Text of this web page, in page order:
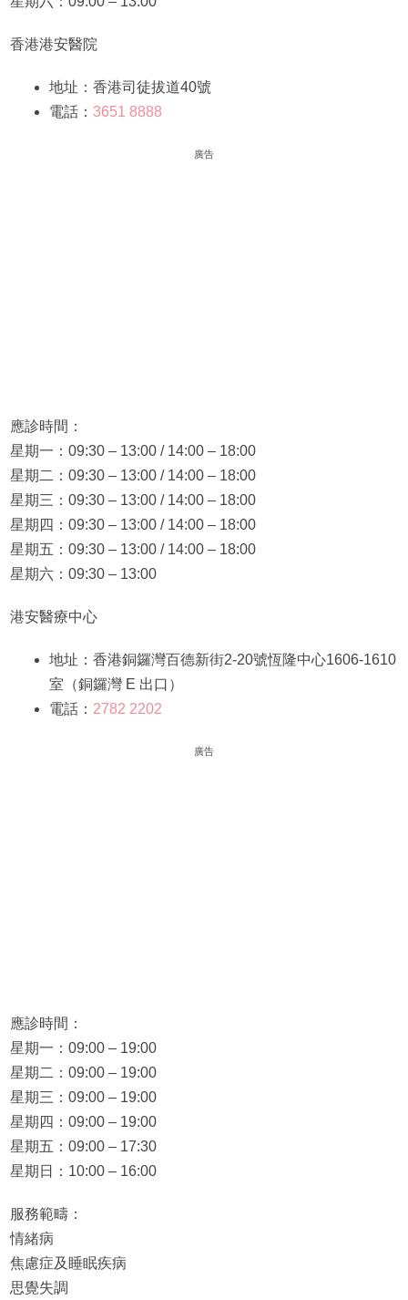
香港港安醫院
地址：香港司徒拔道40號
電話： 3651 8888
廣告
應診時間：
星期一：09:30 – 13:00 / 14:00 – 18:00
星期二：09:30 – 13:00 / 14:00 – 18:00
星期三：09:30 – 13:00 / 14:00 – 18:00
星期四：09:30 – 13:00 / 14:00 – 18:00
星期五：09:30 – 13:00 / 14:00 – 18:00
星期六：09:30 – 13:00
港安醫療中心
地址：香港銅鑼灣百德新街2-20號恆隆中心1606-1610
室（銅鑼灣 E 出口）
電話： 2782 2202
廣告
應診時間：
星期一：09:00 – 19:00
星期二：09:00 – 19:00
星期三：09:00 – 19:00
星期四：09:00 – 19:00
星期五：09:00 – 17:30
星期日：10:00 – 16:00
服務範疇：
情緒病
焦慮症及睡眠疾病
思覺失調